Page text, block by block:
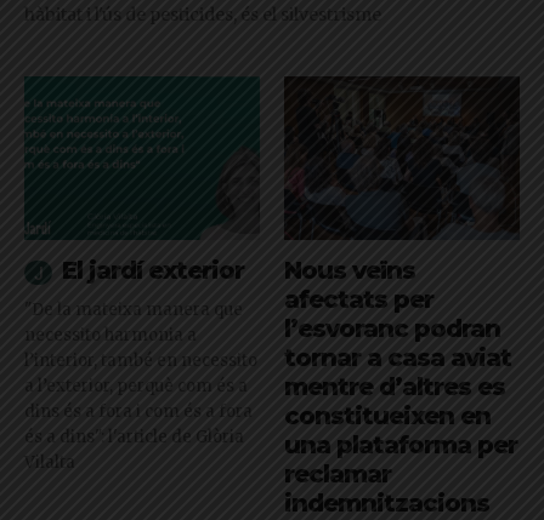
hàbitat i l'ús de pesticides, és el silvestrisme
El jardí exterior
"De la mateixa manera que
necessito harmonia a
l’interior, també en necessito
a l’exterior, perquè com és a
dins és a fora i com és a fora
és a dins": l'article de Glòria
Vilalta
Nous veïns
afectats per
l’esvoranc podran
tornar a casa aviat
mentre d’altres es
constitueixen en
una plataforma per
reclamar
indemnitzacions